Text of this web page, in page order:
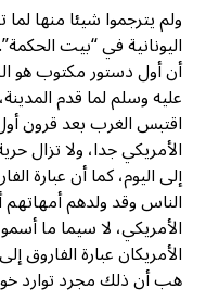
ولم يترجموا شيئا منها
اليونانية في “بيت
أن أول دستور مكتوب هو
عليه وسلم لما قدم
اقتبس الغرب بعد قرون
الأمريكي جدا، ولا تزال
إلى اليوم، كما أن عبارة
الناس وقد ولدهم أمهاتهم
الأمريكي، لا سيما ما
الأمريكان عبارة الفاروق
هب أن ذلك مجرد توارد